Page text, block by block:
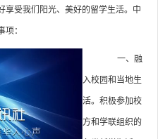
享受我们阳光、美好的留学生活。中
：
一、融
入校园和当地生
活。积极参加校
方和学联组织的